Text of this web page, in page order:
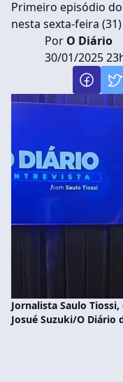
Primeiro episódio
nesta sexta-feira (31)
Por O Diário
30/01/2025
Jornalista Saulo
Josué Suzuki/O Diário